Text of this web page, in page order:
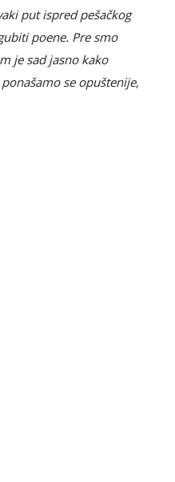
put ispred pešačkog
poene. Pre smo
je sad jasno kako
se opuštenije,